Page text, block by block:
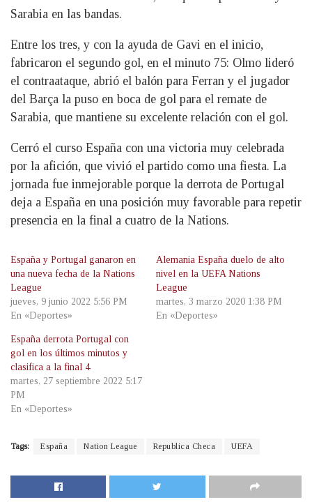
Sarabia en las bandas.
Entre los tres, y con la ayuda de Gavi en el inicio,
fabricaron el segundo gol, en el minuto 75: Olmo lideró
el contraataque, abrió el balón para Ferran y el jugador
del Barça la puso en boca de gol para el remate de
Sarabia, que mantiene su excelente relación con el gol.
Cerró el curso España con una victoria muy celebrada
por la afición, que vivió el partido como una fiesta. La
jornada fue inmejorable porque la derrota de Portugal
deja a España en una posición muy favorable para repetir
presencia en la final a cuatro de la Nations.
España y Portugal ganaron en
una nueva fecha de la Nations
League
jueves, 9 junio 2022 5:56 PM
En «Deportes»
Alemania España duelo de alto
nivel en la UEFA Nations
League
martes, 3 marzo 2020 1:38 PM
En «Deportes»
España derrota Portugal con
gol en los últimos minutos y
clasifica a la final 4
martes, 27 septiembre 2022 5:17
PM
En «Deportes»
Tags: España Nation League Republica Checa UEFA